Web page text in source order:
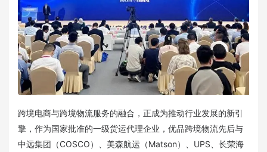
跨境电商与跨境物流服务的融合，正成为推动行业发展的新引
擎，作为国家批准的一级货运代理企业，优品跨境物流先后与
中远集团（COSCO）、美森航运（Matson）、UPS、长荣海